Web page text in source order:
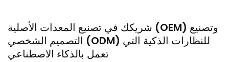
شريكك في تصنيع المعدات الأصلية (OEM) وتصنيع
التصميم الشخصي (ODM) للنظارات الذكية التي
تعمل بالذكاء الاصطناعي